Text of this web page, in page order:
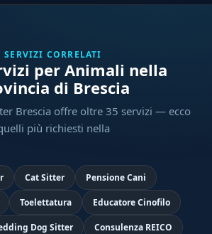
SERVIZI CORRELATI
per Animali nella
di Brescia
Brescia offre oltre 35 servizi — ecco
più richiesti nella
Cat Sitter Pensione Cani
Toelettatura Educatore Cinofilo
Dog Sitter Consulenza REICO